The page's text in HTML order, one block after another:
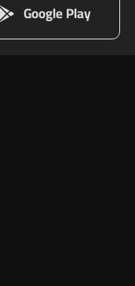
Google Play